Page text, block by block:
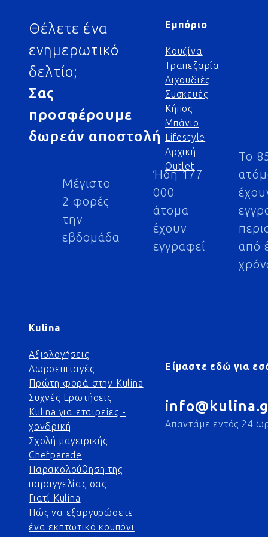
Θέλετε ένα
ενημερωτικό
δελτίο;
Σας
προσφέρουμε
δωρεάν αποστολή
Μέγιστο
2 φορές
την
εβδομάδα
Ήδη 177
000
άτομα
έχουν
εγγραφεί
Το
από
Εμπόριο
Κουζίνα
Τραπεζαρία
Λιχουδιές
Συσκευές
Κήπος
Μπάνιο
Lifestyle
Αρχική
Outlet
Kulina
Αξιολογήσεις
Δωροεπιταγές
Πρώτη φορά στην Kulina
Συχνές Ερωτήσεις
Kulina για εταιρείες -
χονδρική
Σχολή μαγειρικής
Chefparade
Παρακολούθηση της
παραγγελίας σας
Γιατί Kulina
Πώς να εξαργυρώσετε
ένα εκπτωτικό κουπόνι
Είμαστε εδώ για
Απαντάμε εντός 24